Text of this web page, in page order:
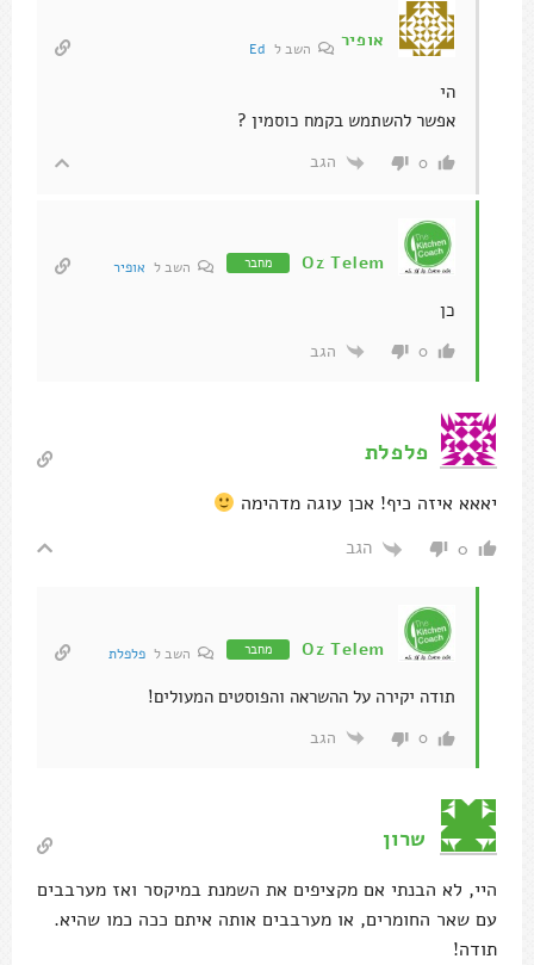
אופיר השב ל Ed
הי
אפשר להשתמש בקמח כוסמין ?
0 הגב
Oz Telem מחבר השב ל אופיר
כן
0 הגב
פלפלת
יאאא איזה כיף! אכן עוגה מדהימה
0 הגב
Oz Telem מחבר השב ל פלפלת
תודה יקירה על ההשראה והפוסטים המעולים!
0 הגב
שרון
היי, לא הבנתי אם מקציפים את השמנת במיקסר ואז מערבבים
עם שאר החומרים, או מערבבים אותה איתם ככה כמו שהיא.
תודה!